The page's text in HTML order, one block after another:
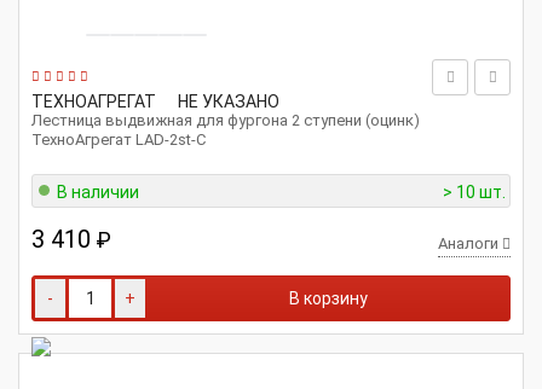
ТЕХНОАГРЕГАТ НЕ УКАЗАНО
Лестница выдвижная для фургона 2 ступени (оцинк)
ТехноАгрегат LAD-2st-C
В наличии > 10 шт.
3 410 ₽ Аналоги
- + В корзину